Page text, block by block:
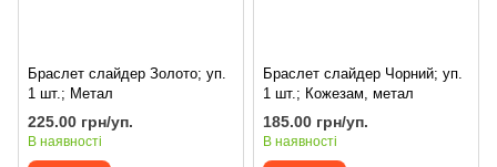
Браслет слайдер Золото; уп.
1 шт.; Метал
225.00 грн/уп.
В наявності
Браслет слайдер Чорний; уп.
1 шт.; Кожезам, метал
185.00 грн/уп.
В наявності